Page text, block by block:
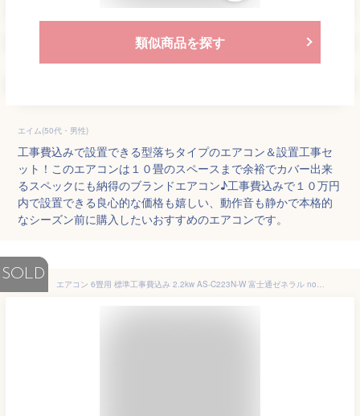
類似商品を探す
エイム(50代・男性)
工事費込みで設置できる型落ちタイプのエアコン＆設置工事セ
ット！このエアコンは１０畳のスペースまで余裕でカバー出来
るスペックにも納得のブランドエアコン♪工事費込みで１０万円
内で設置できる良心的な価格も嬉しい、動作音も静かで本格的
なシーズン前に購入したいおすすめのエアコンです。
SOLD
エアコン 6畳用 標準工事費込み 2.2kw AS-C223N-W 富士通ゼネラル nocriaC 電源100V クーラー冷房 暖房 2023年モデル[工事エリア 東京/埼玉/千葉 限定][代引不可]